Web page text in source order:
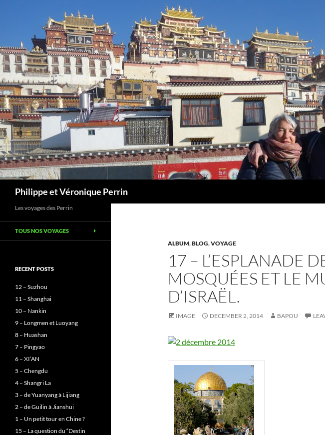
Philippe et Véronique Perrin
ALBUM,BLOG,VOYAGE
17 – L’ESPLANADE
MOSQUÉES ET LE
D’ISRAËL.
IMAGE DECEMBER 2, 2014 BAPOU
Les voyages des Perrin
TOUS NOS VOYAGES
RECENT POSTS
12 – Suzhou
11 – Shanghai
10 – Nankin
9 – Longmen et Luoyang
8 – Huashan
7 – Pingyao
6 – XI’AN
5 – Chengdu
4 – Shangri La
3 – de Yuanyang à Lijiang
2 – de Guilin à Jianshui
1 – Un petit tour en Chine ?
15 – La question du “Destin